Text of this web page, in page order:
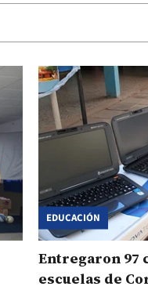
EDUCACIÓN
Entregaron 97
escuelas de